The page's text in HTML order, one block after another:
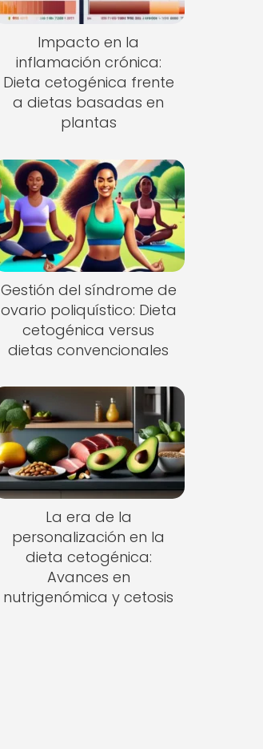
Impacto en la
inflamación crónica:
Dieta cetogénica frente
a dietas basadas en
plantas
Gestión del síndrome de
ovario poliquístico: Dieta
cetogénica versus
dietas convencionales
La era de la
personalización en la
dieta cetogénica:
Avances en
nutrigenómica y cetosis